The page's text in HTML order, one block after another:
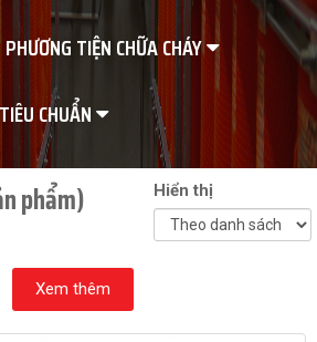
PHƯƠNG TIỆN CHỮA CHÁY
TIÊU CHUẨN
phẩm) Hiển thị
Xem thêm